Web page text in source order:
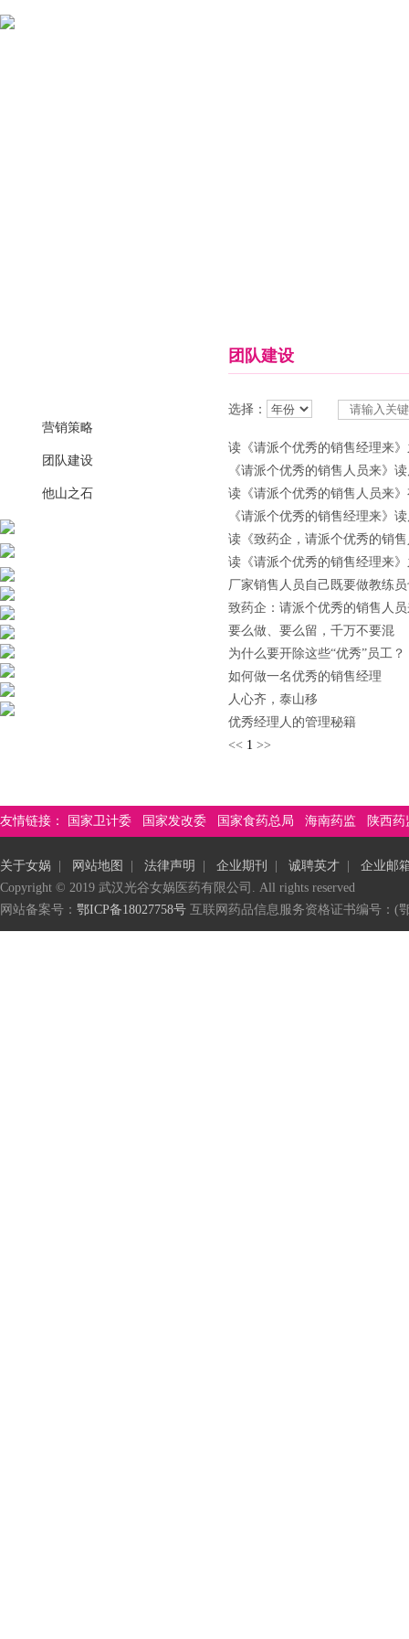
营销策略
团队建设
他山之石
团队建设
选择：
读《请派个优秀的销售经理来
《请派个优秀的销售人员来》
读《请派个优秀的销售人员来
《请派个优秀的销售经理来》
读《致药企，请派个优秀的销
读《请派个优秀的销售经理来
厂家销售人员自己既要做教练
致药企：请派个优秀的销售人
要么做、要么留，千万不要混
为什么要开除这些“优秀”员工？
如何做一名优秀的销售经理
人心齐，泰山移
优秀经理人的管理秘籍
<< 1 >>
友情链接： 国家卫计委 国家发改委 国家食药总局 海南药监 陕西药
关于女娲 网站地图 法律声明 企业期刊 诚聘英才
企业邮
Copyright © 2019 武汉光谷女娲医药有限公司. All rights reserved
网站备案号： 鄂ICP备18027758号 互联网药品信息服务资格证书编号：(